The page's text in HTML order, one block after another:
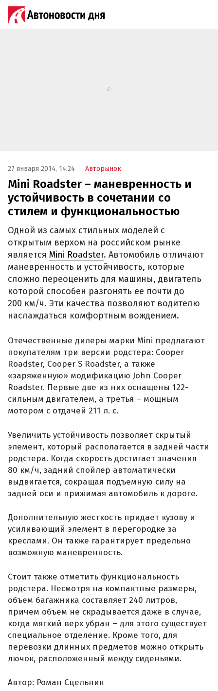
27 января 2014, 14:24 Авторынок
Mini Roadster – маневренность и
устойчивость в сочетании со
стилем и функциональностью
Одной из самых стильных моделей с
открытым верхом на российском рынке
является Mini Roadster. Автомобиль отличают
маневренность и устойчивость, которые
сложно переоценить для машины, двигатель
которой способен разгонять ее почти до
200 км/ч. Эти качества позволяют водителю
наслаждаться комфортным вождением.
Отечественные дилеры марки Mini предлагают
покупателям три версии родстера: Cooper
Roadster, Cooper S Roadster, а также
«заряженную» модификацию John Cooper
Roadster. Первые две из них оснащены 122-
сильным двигателем, а третья – мощным
мотором с отдачей 211 л. с.
Увеличить устойчивость позволяет скрытый
элемент, который располагается в задней части
родстера. Когда скорость достигает значения
80 км/ч, задний спойлер автоматически
выдвигается, сокращая подъемную силу на
задней оси и прижимая автомобиль к дороге.
Дополнительную жесткость придает кузову и
усиливающий элемент в перегородке за
креслами. Он также гарантирует предельно
возможную маневренность.
Стоит также отметить функциональность
родстера. Несмотря на компактные размеры,
объем багажника составляет 240 литров,
причем объем не скрадывается даже в случае,
когда мягкий верх убран – для этого существует
специальное отделение. Кроме того, для
перевозки длинных предметов можно открыть
лючок, расположенный между сиденьями.
Автор: Роман Сцельник